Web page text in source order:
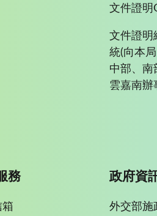
文件證明
文件證明
統(向本
中部、南
雲嘉南辦
務
箱
政府資
外交部施